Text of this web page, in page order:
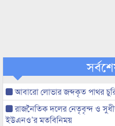
আবারো লোভার জব্দকৃত পাথর
রাজনৈতিক দলের নেতৃবৃন্দ ও
ইউএনও’র মতবিনিময়